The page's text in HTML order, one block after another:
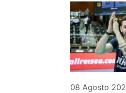
08 Agosto